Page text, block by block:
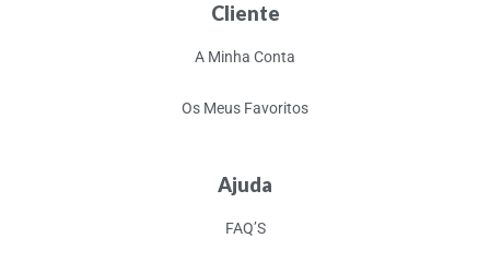
Cliente
A Minha Conta
Os Meus Favoritos
Ajuda
FAQ’S